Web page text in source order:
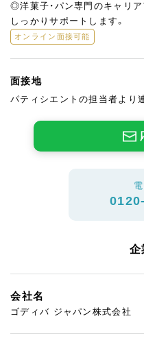
◎洋菓子・パン専門のキャリ
しっかりサポートします。
オンライン面接可能
面接地
パティシエントの担当者より
企
会社名
ゴディバ ジャパン株式会社